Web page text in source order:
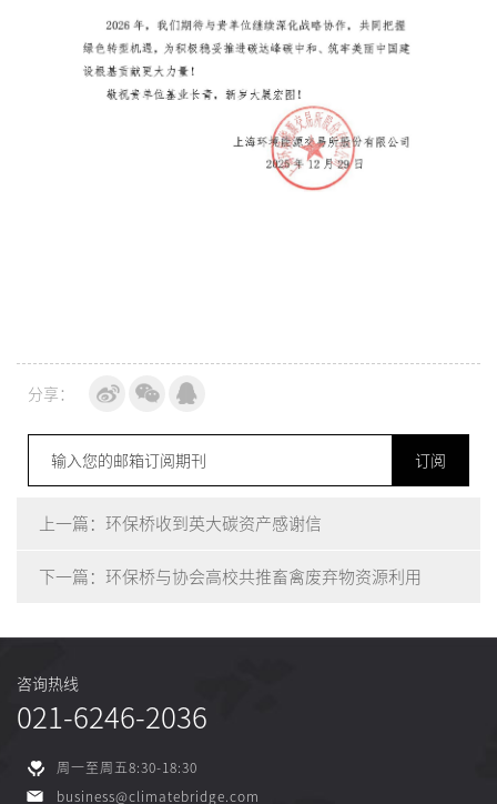
分享：
订阅
上一篇：环保桥收到英大碳资产感谢信
下一篇：环保桥与协会高校共推畜禽废弃物资源利用
咨询热线
021-6246-2036
周一至周五8:30-18:30
business@climatebridge.com